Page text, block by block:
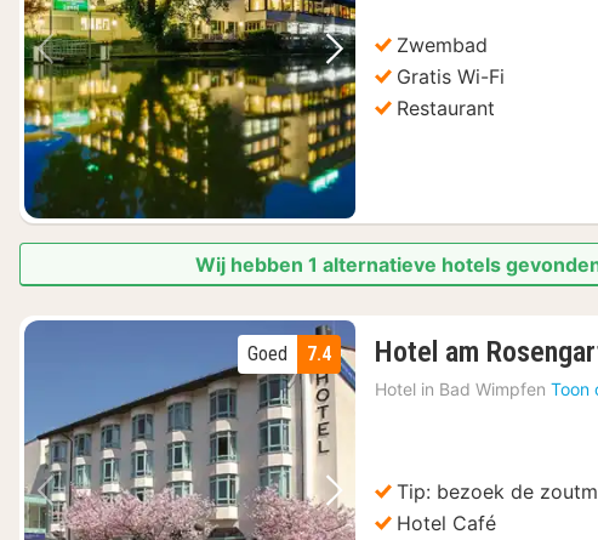
Vorige foto Volgende foto
Zwembad
Gratis Wi-Fi
Restaurant
Wij hebben 1 alternatieve hotels
Vorige foto Volgende foto
7.4
Goed Hotel am
Hotel in Bad Wimpfen Toon
Tip: bezoek de
Hotel Café